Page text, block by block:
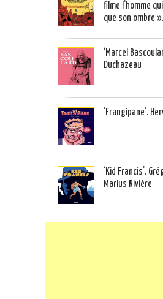
filme l’homme
que son ombre
‘Marcel
Duchazeau
‘Frangipane’.
‘Kid Francis’.
Marius Rivière